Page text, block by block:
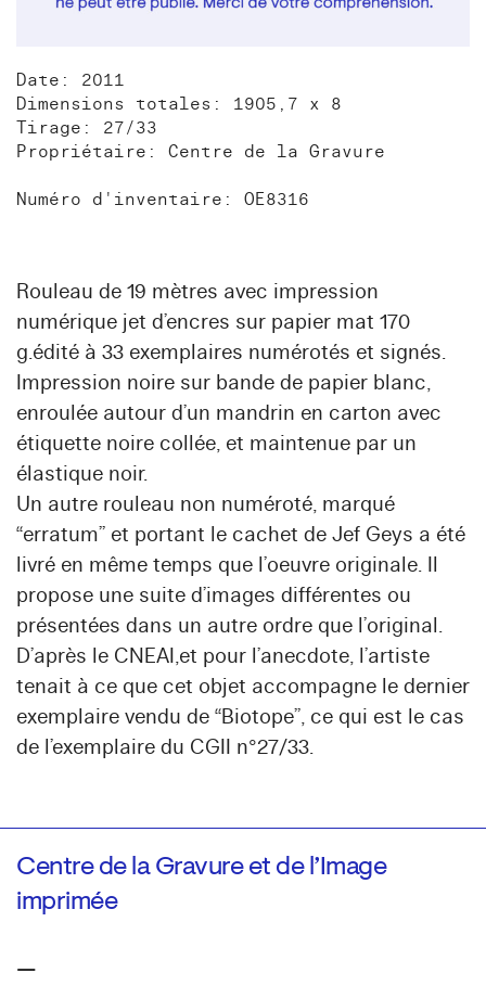
Date: 2011
Dimensions totales: 1905,7 x 8
Tirage: 27/33
Propriétaire: Centre de la Gravure
Numéro d'inventaire: OE8316
Rouleau de 19 mètres avec impression
numérique jet d’encres sur papier mat 170
g.édité à 33 exemplaires numérotés et signés.
Impression noire sur bande de papier blanc,
enroulée autour d’un mandrin en carton avec
étiquette noire collée, et maintenue par un
élastique noir.
Un autre rouleau non numéroté, marqué
“erratum” et portant le cachet de Jef Geys a été
livré en même temps que l’oeuvre originale. Il
propose une suite d’images différentes ou
présentées dans un autre ordre que l’original.
D’après le CNEAI,et pour l’anecdote, l’artiste
tenait à ce que cet objet accompagne le dernier
exemplaire vendu de “Biotope”, ce qui est le cas
de l’exemplaire du CGII n°27/33.
Centre de la Gravure et de l’Image
imprimée
—